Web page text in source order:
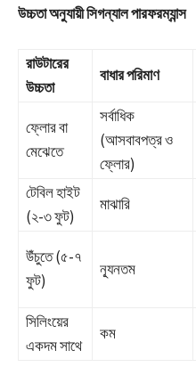
উচ্চতা অনুযায়ী সিগন্যাল পারফরম্যান্স
রাউটারের
উচ্চতা
বাধার পরিমাণ
ফ্লোর বা
মেঝেতে
সর্বাধিক
(আসবাবপত্র ও
ফ্লোর)
টেবিল হাইট
(২-৩ ফুট)
মাঝারি
উঁচুতে (৫-৭
ফুট)
ন্যূনতম
সিলিংয়ের
একদম সাথে
কম